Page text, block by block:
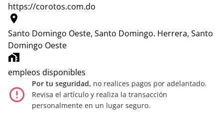
https://corotos.com.do
location_on
Santo Domingo Oeste, Santo Domingo. Herrera, Santo
Domingo Oeste
home_work
empleos disponibles
error_outline
Por tu seguridad, no realices pagos por adelantado.
Revisa el artículo y realiza la transacción
personalmente en un lugar seguro.